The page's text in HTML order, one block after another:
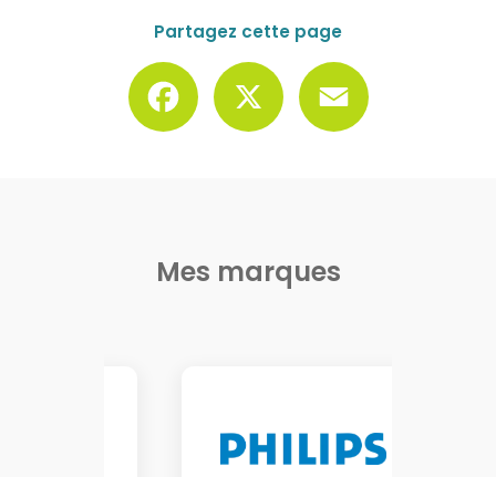
Partagez cette page
Facebook
Mes marques